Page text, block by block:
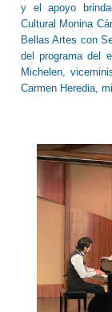
y el apoyo
Cultural Monina
Bellas Artes con
del programa del
Michelen,
Carmen Heredia,